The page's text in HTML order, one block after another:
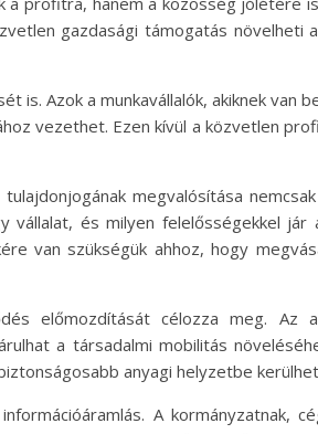
gazdasági támogatás növelheti
Azok a munkavállalók, akiknek van
vezethet. Ezen kívül a közvetlen
megvalósítása
vállalat, és milyen felelősségekkel jár
van szükségük ahhoz, hogy
előmozdítását célozza meg. Az
a társadalmi mobilitás
anyagi helyzetbe
A kormányzatnak,